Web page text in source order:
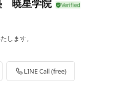
暁星学院
します。
LINE Call (free)